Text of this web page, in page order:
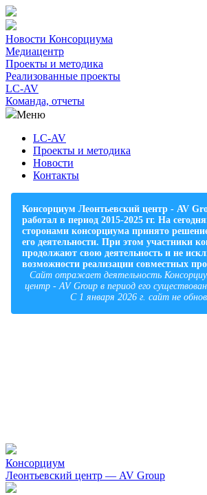
Новости Консорциума
Медиацентр
Проекты и методика
Реализованные проекты
LC-AV
Команда, отчеты
Меню
LC-AV
Проекты и методика
Новости
Контакты
Консорциум Леонтьевский центр - AV
работал в период 2015-2025 гг. На
сторонами консорциума принято
его деятельности. При этом участники
продолжают свою деятельность и не
возможности реализации совместных
Сайт отражает деятельность
центр - AV Group в период его
С 1 января 2026 г. сайт не
Консорциум
Леонтьевский центр — AV Group